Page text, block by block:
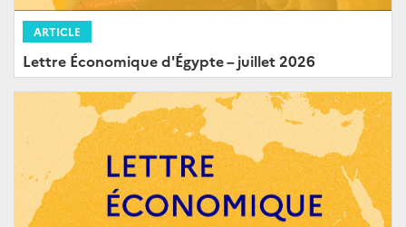
ARTICLE
Lettre Économique d'Égypte – juillet 2026